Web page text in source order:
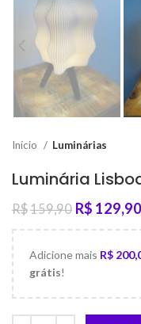
Início Luminárias
Luminária
R$159,90 R$ 129,90
Adicione mais R$
grátis!